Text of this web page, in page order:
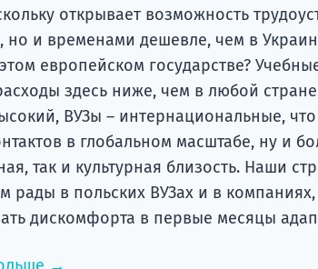
открывает возможность
но и временами дешевле, чем в
европейском государстве?
здесь ниже, чем в любой
ВУЗы – интернациональные,
в глобальном масштабе, ну и
так и культурная близость. Наши
рады в польских ВУЗах и в
дискомфорта в первые месяцы